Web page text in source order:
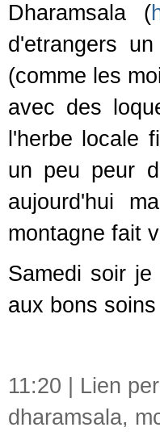
Dharamsala (
d'etrangers
(comme les
avec des
l'herbe locale
un peu peur
aujourd'hui
montagne fait
Samedi soir
aux bons
11:20 | Lien
dharamsala,